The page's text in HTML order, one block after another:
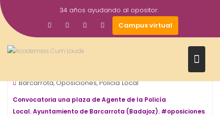
Saltar
al
contenido
34 años ayudando al opositor.
Campus virtual
Ene
2016
academiacumlaudeoposiciones
Barcarrota,Oposiciones,Policía Local
Convocatoria una plaza de Agente de la Policía
Local. Ayuntamiento de Barcarrota (Badajoz). #oposiciones